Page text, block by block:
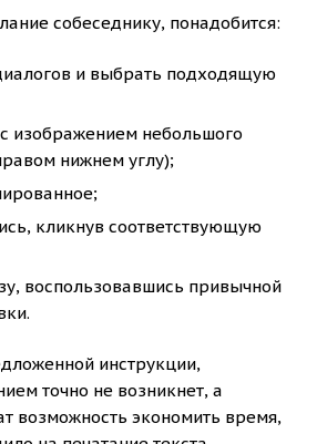
собеседнику, понадобится:
и выбрать подходящую
изображением небольшого
нижнем углу);
кликнув соответствующую
воспользовавшись привычной
инструкции,
точно не возникнет, а
возможность экономить время,